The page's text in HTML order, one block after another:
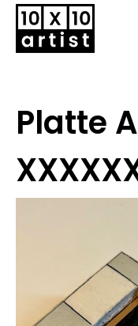
Platte